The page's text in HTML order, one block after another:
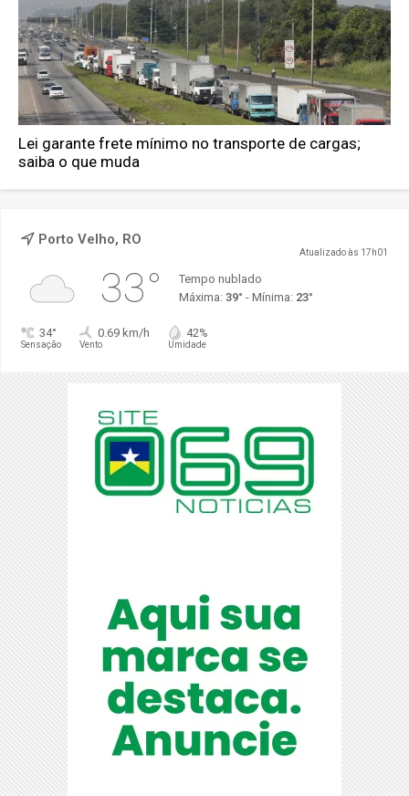
Lei garante frete mínimo no transporte de cargas;
saiba o que muda
Porto Velho, RO
Atualizado às 17h01
33°
Tempo nublado
Máxima: 39° - Mínima: 23°
34°
Sensação
0.69 km/h
Vento
42%
Umidade